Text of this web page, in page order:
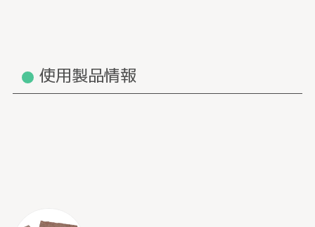
使用製品情報